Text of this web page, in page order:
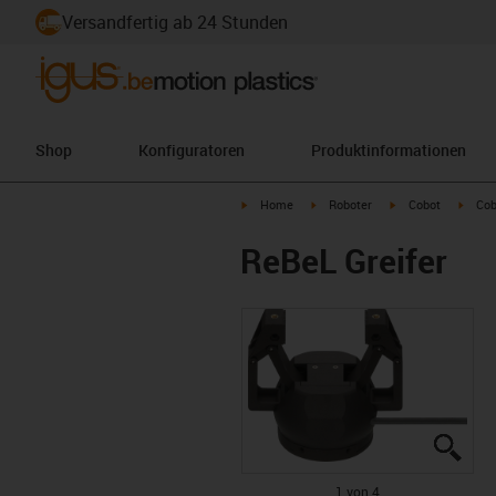
Versandfertig ab 24 Stunden
Shop Konfiguratoren Produktinformationen
igus-icon-arrow-right
Home igus-icon-arrow-right
Roboter igus-icon-arrow-
Cobot
ReBeL Greifer
1 von 4